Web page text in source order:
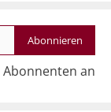
Abonnieren
an